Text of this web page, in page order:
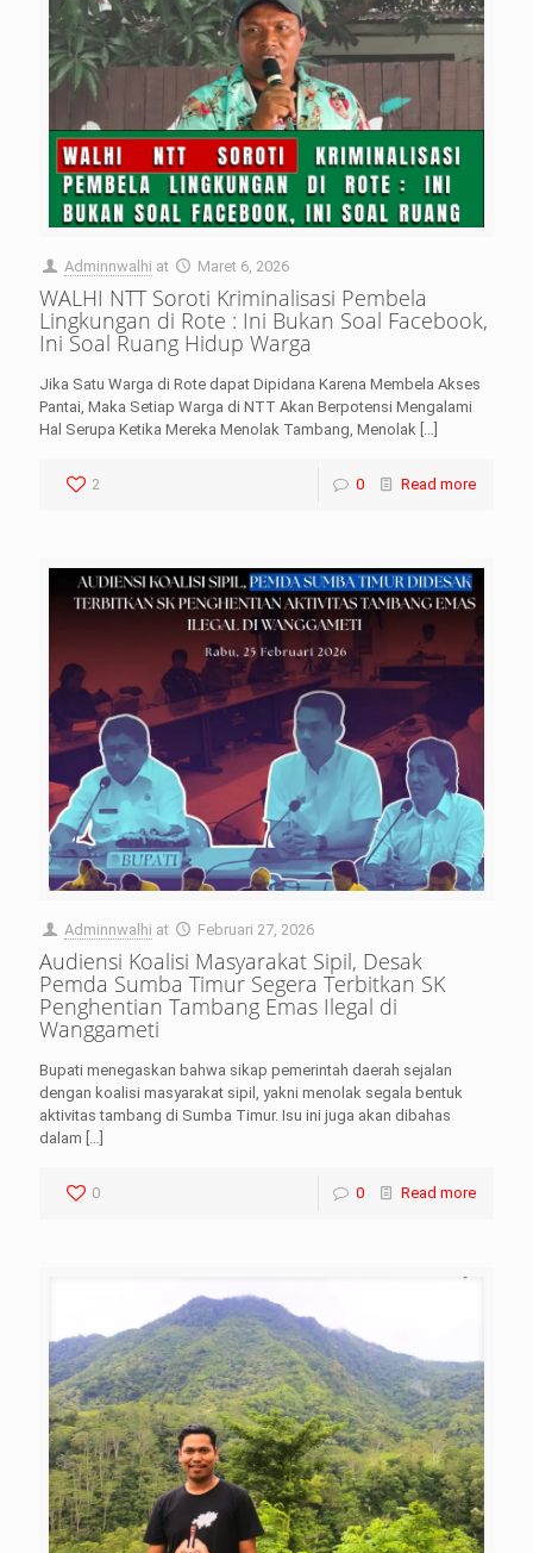
Adminnwalhi at Maret 6, 2026
WALHI NTT Soroti Kriminalisasi Pembela
Lingkungan di Rote : Ini Bukan Soal Facebook,
Ini Soal Ruang Hidup Warga
Jika Satu Warga di Rote dapat Dipidana Karena Membela Akses
Pantai, Maka Setiap Warga di NTT Akan Berpotensi Mengalami
Hal Serupa Ketika Mereka Menolak Tambang, Menolak […]
2 0 Read more
Adminnwalhi at Februari 27, 2026
Audiensi Koalisi Masyarakat Sipil, Desak
Pemda Sumba Timur Segera Terbitkan SK
Penghentian Tambang Emas Ilegal di
Wanggameti
Bupati menegaskan bahwa sikap pemerintah daerah sejalan
dengan koalisi masyarakat sipil, yakni menolak segala bentuk
aktivitas tambang di Sumba Timur. Isu ini juga akan dibahas
dalam […]
0 0 Read more